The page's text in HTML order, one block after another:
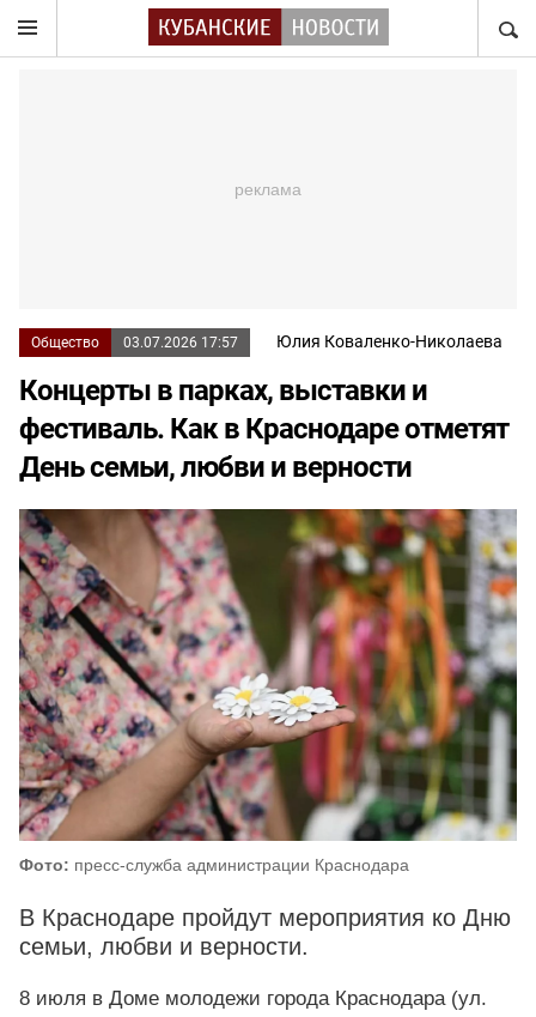
Общество 03.07.2026 17:57 Юлия Коваленко-Николаева
Концерты в парках, выставки и
фестиваль. Как в Краснодаре отметят
День семьи, любви и верности
Фото: пресс-служба администрации Краснодара
В Краснодаре пройдут мероприятия ко Дню
семьи, любви и верности.
8 июля в Доме молодежи города Краснодара (ул.